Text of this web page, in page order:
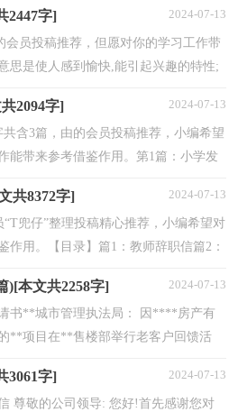
2447字] 2024-07-13
会员投稿推荐，但愿对你的学习工作带
思是使人感到愉快,能引起兴趣的特性;
2094字] 2024-07-13
共含3篇，由的会员投稿推荐，小编希望
能带来参考借鉴作用。第1篇：小学发
共8372字] 2024-07-13
兜仔”整理投稿精心推荐，小编希望对
作用。【目录】篇1：教师辞职信篇2：
)[本文共2258字] 2024-07-13
书**城市管理执法局： 因****房产有
**项目在**售楼部举行老客户回馈活
3061字] 2024-07-13
尊敬的公司领导: 您好!首先感谢您对